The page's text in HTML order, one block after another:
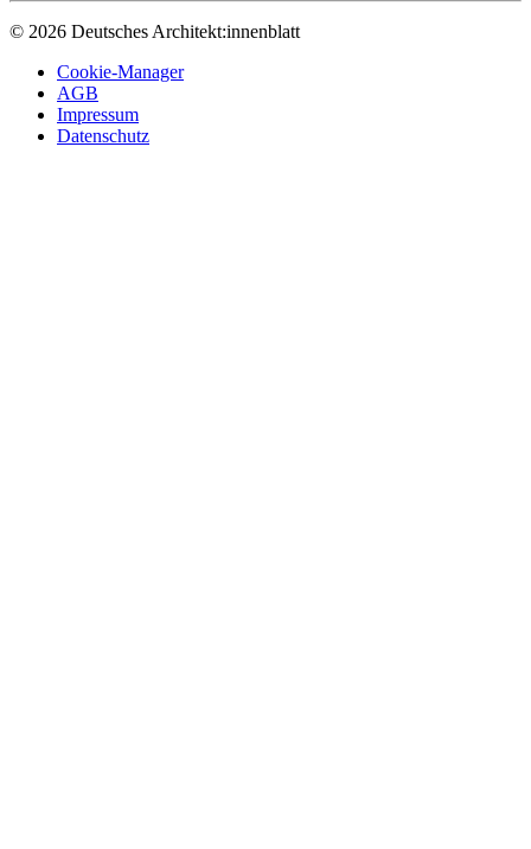
© 2026 Deutsches Architekt:innenblatt
Cookie-Manager
AGB
Impressum
Datenschutz